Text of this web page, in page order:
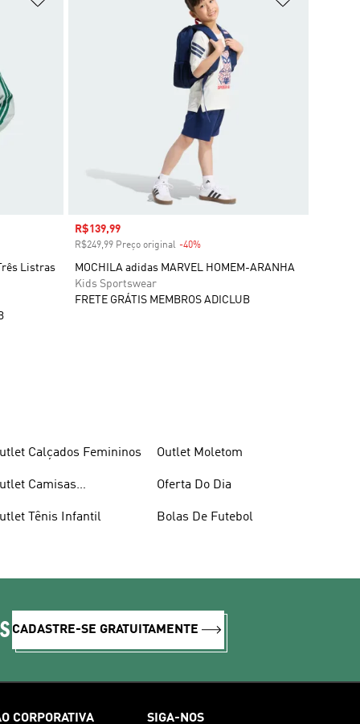
Listras
Preço com desconto
R$139,99
R$249,99 Preço original -40%Desconto
MOCHILA adidas MARVEL HOMEM-ARANHA
Kids Sportswear
FRETE GRÁTIS MEMBROS ADICLUB
Calçados Femininos
Camisas
Tênis Infantil
Outlet Moletom
Oferta Do Dia
Bolas De Futebol
CADASTRE-SE GRATUITAMENTE
CORPORATIVA SIGA-NOS